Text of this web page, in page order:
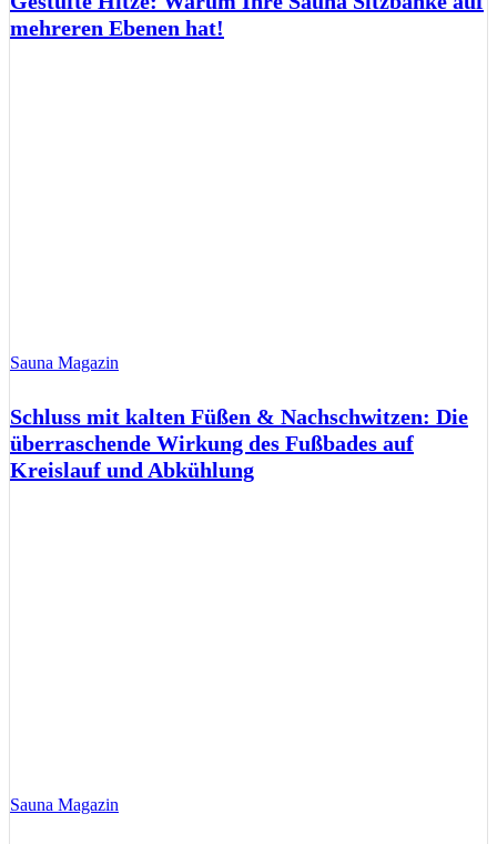
mehreren Ebenen hat!
Sauna Magazin
Schluss mit kalten Füßen & Nachschwitzen: Die
überraschende Wirkung des Fußbades auf
Kreislauf und Abkühlung
Sauna Magazin